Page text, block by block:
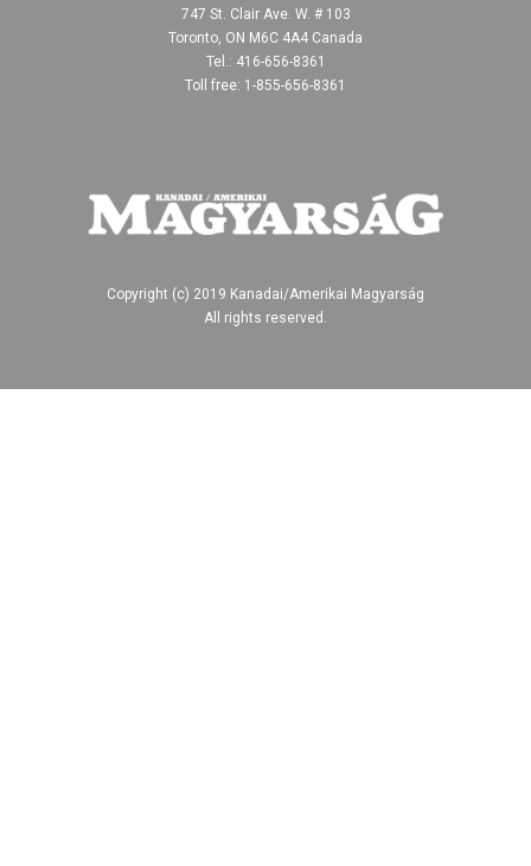
747 St. Clair Ave. W. # 103
Toronto, ON M6C 4A4 Canada
Tel.: 416-656-8361
Toll free: 1-855-656-8361
Copyright (c) 2019 Kanadai/Amerikai Magyarság
All rights reserved.